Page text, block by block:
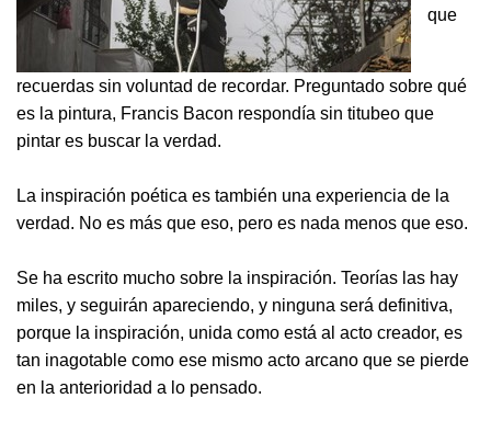
que
recuerdas sin voluntad de recordar. Preguntado sobre qué
es la pintura, Francis Bacon respondía sin titubeo que
pintar es buscar la verdad.
La inspiración poética es también una experiencia de la
verdad. No es más que eso, pero es nada menos que eso.
Se ha escrito mucho sobre la inspiración. Teorías las hay
miles, y seguirán apareciendo, y ninguna será definitiva,
porque la inspiración, unida como está al acto creador, es
tan inagotable como ese mismo acto arcano que se pierde
en la anterioridad a lo pensado.